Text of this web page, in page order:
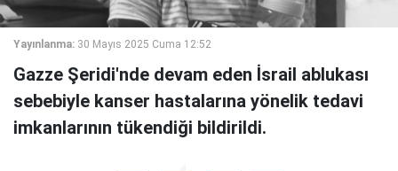
Yayınlanma: 30 Mayıs 2025 Cuma 12:52
Gazze Şeridi'nde devam eden İsrail ablukası
sebebiyle kanser hastalarına yönelik tedavi
imkanlarının tükendiği bildirildi.